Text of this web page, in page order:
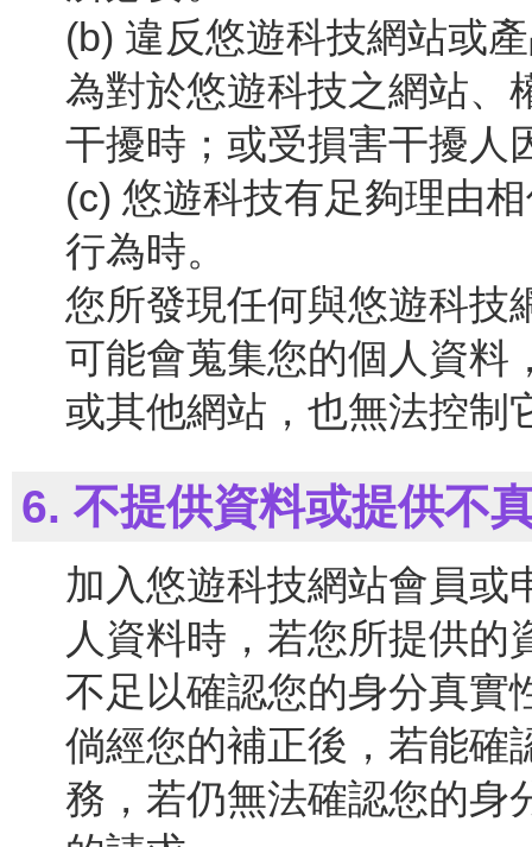
(b) 違反悠遊科技網站或
為對於悠遊科技之網站、
干擾時；或受損害干擾人
(c) 悠遊科技有足夠理由
行為時。
您所發現任何與悠遊科技
可能會蒐集您的個人資料
或其他網站，也無法控制
6. 不提供資料或提供不
加入悠遊科技網站會員或
人資料時，若您所提供
不足以確認您的身分真實
倘經您的補正後，若能確
務，若仍無法確認您的身